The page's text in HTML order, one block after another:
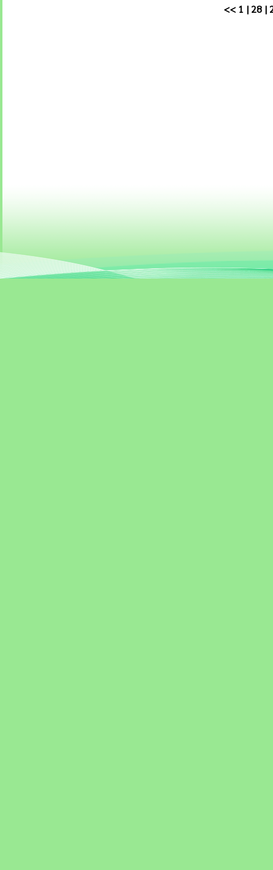
<< 1 |28 |